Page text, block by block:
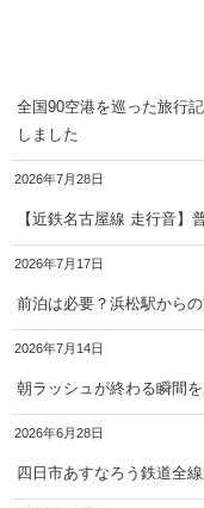
全国90空港を巡った旅行
しました
2026年7月28日
【近鉄名古屋線 走行音
2026年7月17日
前泊は必要？浜松駅から
2026年7月14日
朝ラッシュが終わる瞬間
2026年6月28日
四日市あすなろう鉄道全